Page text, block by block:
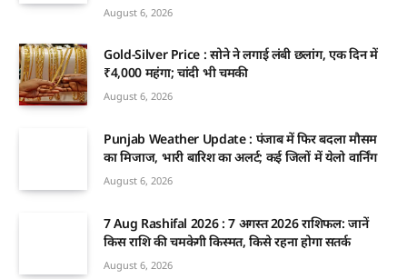
August 6, 2026
Gold-Silver Price : सोने ने लगाई लंबी छलांग, एक दिन में
₹4,000 महंगा; चांदी भी चमकी
August 6, 2026
Punjab Weather Update : पंजाब में फिर बदला मौसम
का मिजाज, भारी बारिश का अलर्ट; कई जिलों में येलो वार्निंग
August 6, 2026
7 Aug Rashifal 2026 : 7 अगस्त 2026 राशिफल: जानें
किस राशि की चमकेगी किस्मत, किसे रहना होगा सतर्क
August 6, 2026